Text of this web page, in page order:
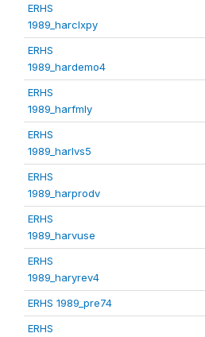
ERHS
1989_harclxpy
ERHS
1989_hardemo4
ERHS
1989_harfmly
ERHS
1989_harlvs5
ERHS
1989_harprodv
ERHS
1989_harvuse
ERHS
1989_haryrev4
ERHS 1989_pre74
ERHS